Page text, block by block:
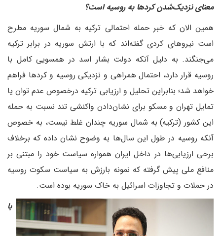
معنای نزدیک‌شدن کردها به روسیه است؟
همین الان که خبر حمله احتمالی ترکیه به شمال سوریه مطرح
است نیروهای کردی گفته‌اند که با ارتش سوریه در برابر ترکیه
می‌جنگند. به دلیل آنکه دولت بشار اسد در همسویی کامل با
روسیه قرار دارد، احتمال همراهی و نزدیکی روسیه و کردها فراهم
خواهد شد؛ بنابراین تحلیل و ارزیابی ترکیه درخصوص عدم توان یا
تمایل تهران و مسکو برای نشان‌دادن واکنشی تند نسبت به حمله
این کشور (ترکیه) به شمال سوریه چندان غلط نیست، به خصوص
آنکه روسیه در طول این سال‌ها به وضوح نشان داده که برخلاف
برخی ارزیابی‌ها در داخل ایران همواره سیاست خود را مبتنی بر
منافع ملی پیش گرفته که نمونه بارزش به سیاست سکوت روسیه
در حملات و تجاوزات اسرائیل به خاک سوریه بوده است.
‌ با